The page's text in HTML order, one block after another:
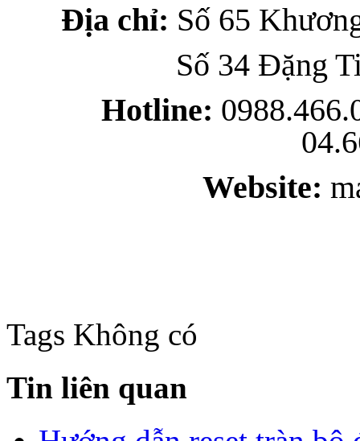
Địa chỉ: Số 65
Số 34 Đặng Tiến
Hotline:
Website:
Tags Không có
Tin liên quan